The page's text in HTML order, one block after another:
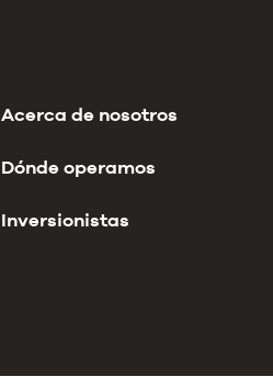
Acerca de nosotros
Dónde operamos
Inversionistas